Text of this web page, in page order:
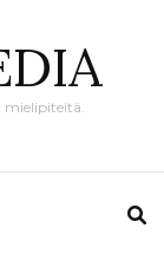
mielipiteitä.